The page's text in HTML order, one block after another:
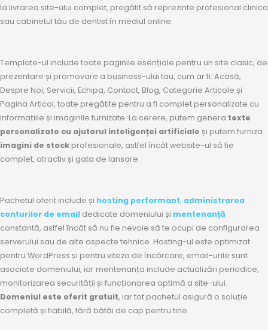
la livrarea site-ului complet, pregătit să reprezinte profesional clinica
sau cabinetul tău de dentist în mediul online.
Template-ul include toate paginile esențiale pentru un site clasic, de
prezentare și promovare a business-ului tau, cum ar fi: Acasă,
Despre Noi, Servicii, Echipa, Contact, Blog, Categorie Articole și
Pagina Articol, toate pregătite pentru a fi complet personalizate cu
informațiile și imaginile furnizate. La cerere, putem genera texte
personalizate cu ajutorul inteligenței artificiale și putem furniza
imagini de stock profesionale, astfel încât website-ul să fie
complet, atractiv și gata de lansare.
Pachetul oferit include și hosting performant, administrarea
conturilor de email dedicate domeniului și mentenanță
constantă, astfel încât să nu fie nevoie să te ocupi de configurarea
serverului sau de alte aspecte tehnice. Hosting-ul este optimizat
pentru WordPress și pentru viteza de încărcare, email-urile sunt
asociate domeniului, iar mentenanța include actualizări periodice,
monitorizarea securității și funcționarea optimă a site-ului.
Domeniul este oferit gratuit, iar tot pachetul asigură o soluție
completă și fiabilă, fără bătăi de cap pentru tine.